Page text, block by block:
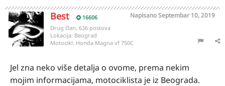
Best 16606 NapisanoSeptembar 10, 2019
Drug član, 636 postova
Lokacija: Beograd
Motocikl: Honda Magna vf 750C
Jel zna neko više detalja o ovome, prema nekim
mojim informacijama, motociklista je iz Beograda.